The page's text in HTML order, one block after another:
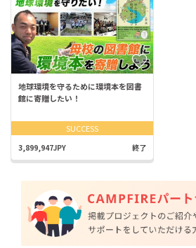
地球環境を守るために環境本を図書
館に寄贈したい！
SUCCESS
3,899,947JPY 終了